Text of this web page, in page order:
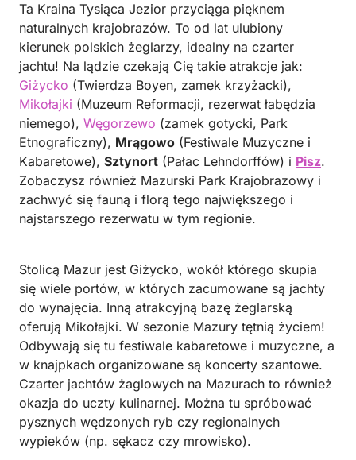
Ta Kraina Tysiąca Jezior przyciąga pięknem
naturalnych krajobrazów. To od lat ulubiony
kierunek polskich żeglarzy, idealny na czarter
jachtu! Na lądzie czekają Cię takie atrakcje jak:
Giżycko (Twierdza Boyen, zamek krzyżacki),
Mikołajki (Muzeum Reformacji, rezerwat łabędzia
niemego), Węgorzewo (zamek gotycki, Park
Etnograficzny), Mrągowo (Festiwale Muzyczne i
Kabaretowe), Sztynort (Pałac Lehndorffów) i Pisz.
Zobaczysz również Mazurski Park Krajobrazowy i
zachwyć się fauną i florą tego największego i
najstarszego rezerwatu w tym regionie.
Stolicą Mazur jest Giżycko, wokół którego skupia
się wiele portów, w których zacumowane są jachty
do wynajęcia. Inną atrakcyjną bazę żeglarską
oferują Mikołajki. W sezonie Mazury tętnią życiem!
Odbywają się tu festiwale kabaretowe i muzyczne, a
w knajpkach organizowane są koncerty szantowe.
Czarter jachtów żaglowych na Mazurach to również
okazja do uczty kulinarnej. Można tu spróbować
pysznych wędzonych ryb czy regionalnych
wypieków (np. sękacz czy mrowisko).